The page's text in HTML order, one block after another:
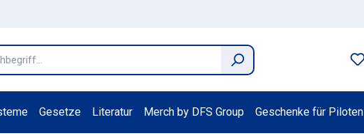
Gesetze Literatur Merch by DFS Group Geschenke für Piloten